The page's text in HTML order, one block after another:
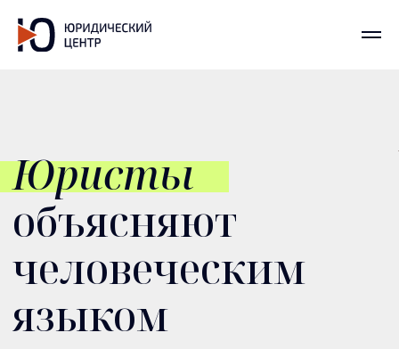
объясняют
человеческим
языком